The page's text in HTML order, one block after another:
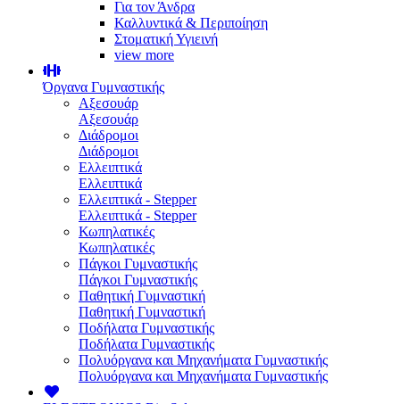
Για τον Άνδρα
Καλλυντικά & Περιποίηση
Στοματική Υγιεινή
view more
Όργανα Γυμναστικής
Αξεσουάρ
Αξεσουάρ
Διάδρομοι
Διάδρομοι
Ελλειπτικά
Ελλειπτικά
Ελλειπτικά - Stepper
Ελλειπτικά - Stepper
Κωπηλατικές
Κωπηλατικές
Πάγκοι Γυμναστικής
Πάγκοι Γυμναστικής
Παθητική Γυμναστική
Παθητική Γυμναστική
Ποδήλατα Γυμναστικής
Ποδήλατα Γυμναστικής
Πολυόργανα και Μηχανήματα Γυμναστικής
Πολυόργανα και Μηχανήματα Γυμναστικής